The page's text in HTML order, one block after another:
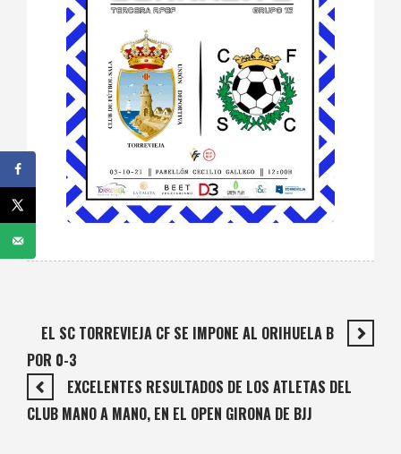
EL SC TORREVIEJA CF SE IMPONE AL ORIHUELA B
POR 0-3
EXCELENTES RESULTADOS DE LOS ATLETAS DEL
CLUB MANO A MANO, EN EL OPEN GIRONA DE BJJ